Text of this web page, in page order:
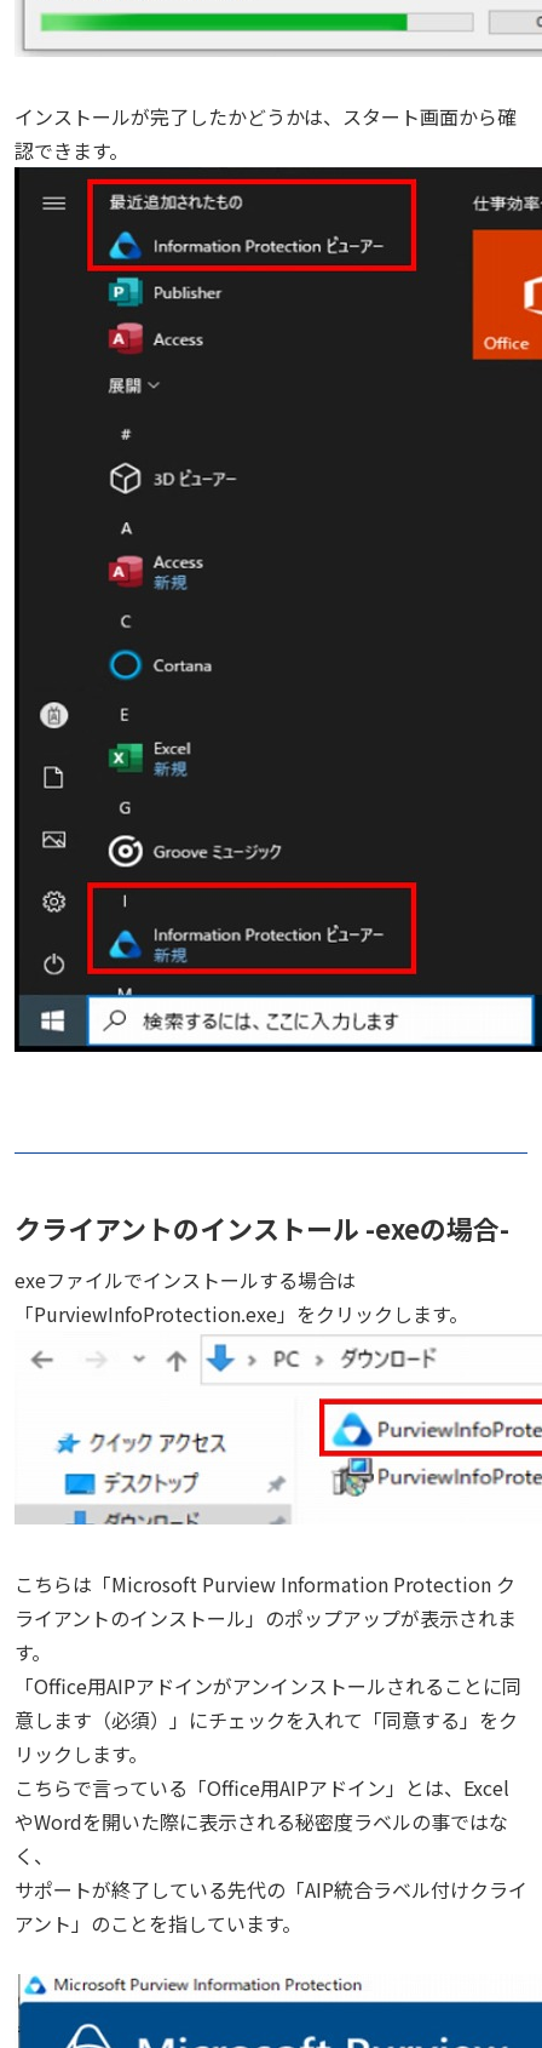
インストールが完了したかどうかは、スタート画面から確
認できます。
クライアントのインストール -exeの場合-
exeファイルでインストールする場合は
「PurviewInfoProtection.exe」をクリックします。
こちらは「Microsoft Purview Information Protection ク
ライアントのインストール」のポップアップが表示されま
す。
「Office用AIPアドインがアンインストールされることに同
意します（必須）」にチェックを入れて「同意する」をク
リックします。
こちらで言っている「Office用AIPアドイン」とは、Excel
やWordを開いた際に表示される秘密度ラベルの事ではな
く、
サポートが終了している先代の「AIP統合ラベル付けクライ
アント」のことを指しています。